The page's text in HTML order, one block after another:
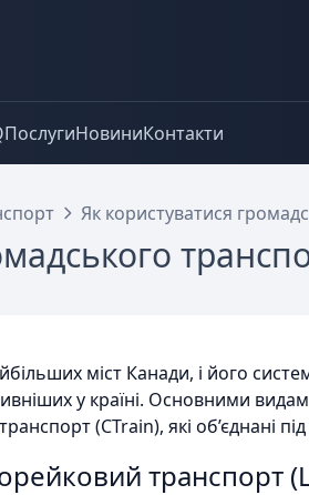
ПослугиНовиниКонтакти
Як користуватися
міст Канади, і його
у країні. Основними
(CTrain), які об’єднані
транспорт